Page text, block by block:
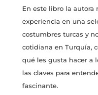
En este libro la autora
experiencia en una
costumbres turcas y
cotidiana en Turquía,
qué les gusta hacer a
las claves para
fascinante.